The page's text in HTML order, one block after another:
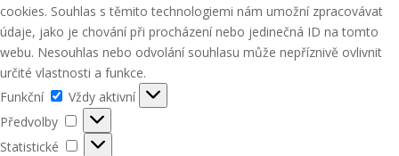
cookies. Souhlas s těmito technologiemi nám umožní zpracovávat
údaje, jako je chování při procházení nebo jedinečná ID na tomto
webu. Nesouhlas nebo odvolání souhlasu může nepříznivě ovlivnit
určité vlastnosti a funkce.
Funkční
Funkční
Vždy aktivní
Předvolby
Předvolby
Statistické
Statistické